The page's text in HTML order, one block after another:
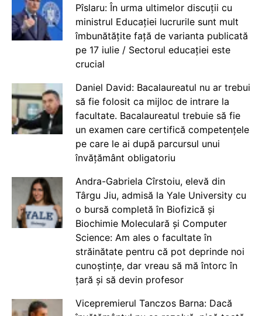
Pîslaru: În urma ultimelor discuții cu
ministrul Educației lucrurile sunt mult
îmbunătățite față de varianta publicată
pe 17 iulie / Sectorul educației este
crucial
Daniel David: Bacalaureatul nu ar trebui
să fie folosit ca mijloc de intrare la
facultate. Bacalaureatul trebuie să fie
un examen care certifică competențele
pe care le ai după parcursul unui
învățământ obligatoriu
Andra-Gabriela Cîrstoiu, elevă din
Târgu Jiu, admisă la Yale University cu
o bursă completă în Biofizică și
Biochimie Moleculară și Computer
Science: Am ales o facultate în
străinătate pentru că pot deprinde noi
cunoștințe, dar vreau să mă întorc în
țară și să devin profesor
Vicepremierul Tanczos Barna: Dacă